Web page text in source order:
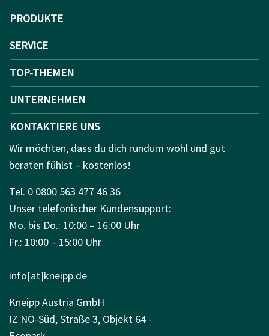
PRODUKTE
SERVICE
TOP-THEMEN
UNTERNEHMEN
KONTAKTIERE UNS
Wir möchten, dass du dich rundum wohl und gut
beraten fühlst – kostenlos!
Tel. 0 0800 563 477 46 36
Unser telefonischer Kundensupport:
Mo. bis Do.: 10:00 – 16:00 Uhr
Fr.: 10:00 – 15:00 Uhr
info[at]kneipp.de
Kneipp Austria GmbH
IZ NÖ-Süd, Straße 3, Objekt 64 -